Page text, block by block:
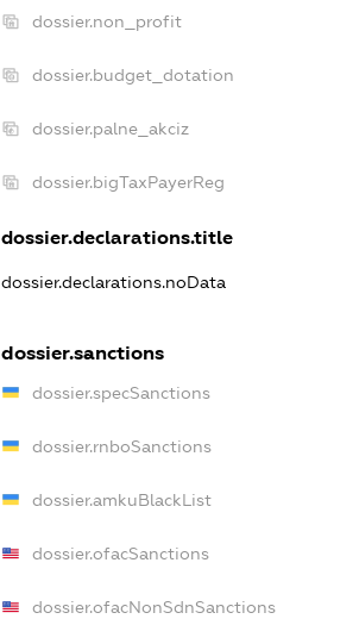
dossier.non_profit
dossier.budget_dotation
dossier.palne_akciz
dossier.bigTaxPayerReg
dossier.declarations.title
dossier.declarations.noData
dossier.sanctions
dossier.specSanctions
dossier.rnboSanctions
dossier.amkuBlackList
dossier.ofacSanctions
dossier.ofacNonSdnSanctions